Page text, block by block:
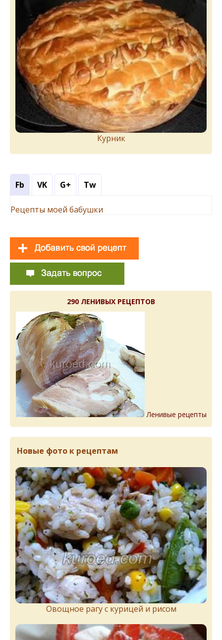
Курник
Fb VK G+ Tw
Рецепты моей бабушки
290 ЛЕНИВЫХ РЕЦЕПТОВ
Ленивые рецепты
Новые фото к рецептам
Овощное рагу с курицей и рисом